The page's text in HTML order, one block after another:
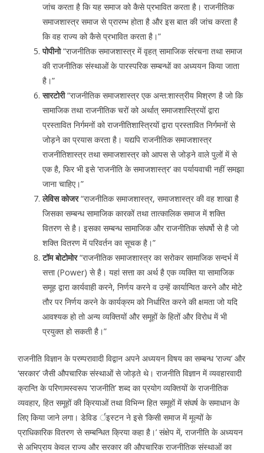
जांच करता है कि यह समाज को कैसे प्रभावित करता है। राजनीतिक
समाजशास्त्र समाज से प्रारम्भ होता है और इस बात की जांच करता है
कि वह राज्य को कैसे प्रभावित करता है।”
पोपीनो“राजनीतिक समाजशास्त्र में वृहत् सामाजिक संरचना तथा समाज
की राजनीतिक संस्थाओं के पारस्परिक सम्बन्धों का अध्ययन किया जाता
है।”
सारटोरी“राजनीतिक समाजशास्त्र एक अन्त:शास्त्रीय मिश्रण है जो कि
सामाजिक तथा राजनीतिक चरों को अर्थात् समाजशास्त्रियों द्वारा
प्रस्तावित निर्गमनों को राजनीतिशास्त्रियों द्वारा प्रस्तावित निर्गमनों से
जोड़ने का प्रयास करता है। यद्यपि राजनीतिक समाजशास्त्र
राजनीतिशास्त्र तथा समाजशास्त्र को आपस से जोड़ने वाले पुलों में से
एक है, फिर भी इसे ‘राजनीति के समाजशास्त्र‘ का पर्यायवाची नहीं समझा
जाना चाहिए।”
लेविस कोजर“राजनीतिक समाजशास्त्र, समाजशास्त्र की वह शाखा है
जिसका सम्बन्ध सामाजिक कारकों तथा तात्कालिक समाज में शक्ति
वितरण से है। इसका सम्बन्ध सामाजिक और राजनीतिक संघर्षो से है जो
शक्ति वितरण में परिवर्तन का सूचक है।”
टॉम बोटोमोर“राजनीतिक समाजशास्त्र का सरोकर सामाजिक सन्दर्भ में
सत्ता (Power) से है। यहां सत्ता का अर्थ है एक व्यक्ति या सामाजिक
समूह द्वारा कार्यवाही करने, निर्णय करने व उन्हें कार्यान्वित करने और मोटे
तौर पर निर्णय करने के कार्यक्रम को निर्धारित करने की क्षमता जो यदि
आवश्यक हो तो अन्य व्यक्तियों और समूहों के हितों और विरोध में भी
प्रयुक्त हो सकती है।”
राजनीति विज्ञान के परम्परावादी विद्वान अपने अध्ययन विषय का सम्बन्ध ‘राज्य’ और
‘सरकार’ जैसी औपचारिक संस्थाओं से जोड़ते थे। राजनीति विज्ञान में व्यवहारवादी
क्रान्ति के परिणामस्वरूप ‘राजनीति’ शब्द का प्रयोग व्यक्तियों के राजनीतिक
व्यवहार, हित समूहों की क्रियाओं तथा विभिन्न हित समूहों में संघर्ष के समाधान के
लिए किया जाने लगा। डेविड र्इस्टन ने इसे ‘किसी समाज में मूल्यों के
प्राधिकारिक वितरण से सम्बन्धित क्रिया कहा है।’ संक्षेप में, राजनीति के अध्ययन
से अभिप्राय केवल राज्य और सरकार की औपचारिक राजनीतिक संस्थाओं का